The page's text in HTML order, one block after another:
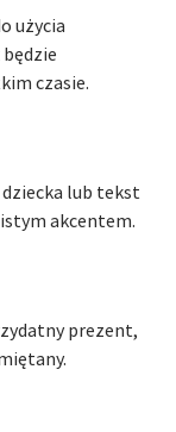
użycia
czasie.
lub tekst
akcentem.
prezent,